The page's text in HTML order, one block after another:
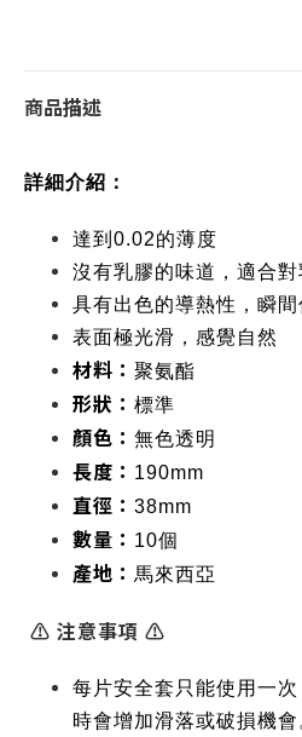
商品描述
詳細介紹：
達到0.02的薄度
沒有乳膠的味道，適合
具有出色的導熱性，瞬
表面極光滑，感覺自然
材料： 聚氨酯
形狀： 標準
顏色： 無色透明
長度： 190mm
直徑： 38mm
數量： 10個
產地： 馬來西亞
⚠ 注意事項 ⚠
每片安全套只能使用一
時會增加滑落或破損機會